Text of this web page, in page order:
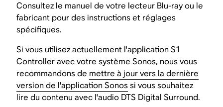
Consultez le manuel de votre lecteur Blu-ray ou le
fabricant pour des instructions et réglages
spécifiques.
Si vous utilisez actuellement l'application S1
Controller avec votre système Sonos, nous vous
recommandons de mettre à jour vers la dernière
version de l'application Sonossi vous souhaitez
lire du contenu avec l'audio DTS Digital Surround.